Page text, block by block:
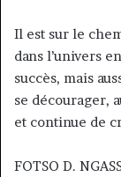
Il est sur le
dans l’univers
succès, mais
se décourager,
et continue de
FOTSO D.